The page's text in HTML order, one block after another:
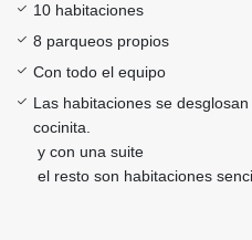
10 habitaciones
8 parqueos propios
Con todo el equipo
Las habitaciones se
cocinita.
y con una suite
el resto son habitaciones